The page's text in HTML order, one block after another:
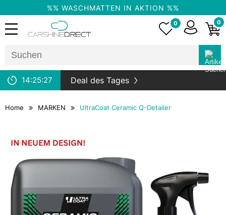
%% WASCHMATTEN IN AKTION %%
0 0
14:25:26 Deal des Tages
Home MARKEN UltraCoat Ceramic Q-Detailer